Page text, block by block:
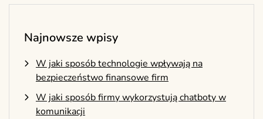
Najnowsze wpisy
W jaki sposób technologie wpływają na
bezpieczeństwo finansowe firm
W jaki sposób firmy wykorzystują chatboty w
komunikacji